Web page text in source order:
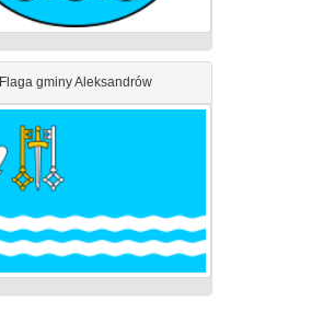
Flaga gminy Aleksandrów